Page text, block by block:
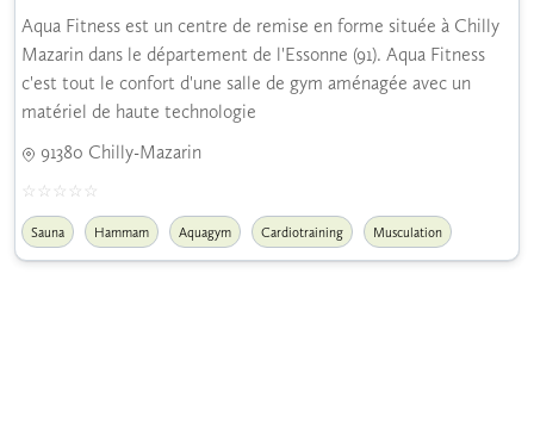
Aqua Fitness est un centre de remise en forme située à Chilly
Mazarin dans le département de l'Essonne (91). Aqua Fitness
c'est tout le confort d'une salle de gym aménagée avec un
matériel de haute technologie
91380 Chilly-Mazarin
Sauna Hammam Aquagym Cardiotraining Musculation